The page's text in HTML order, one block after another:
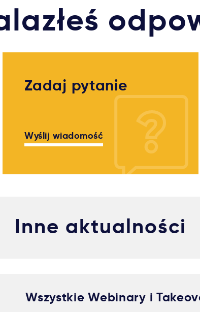
Zadaj pytanie
Wyślij wiadomość
Inne aktualności
Wszystkie Webinary i